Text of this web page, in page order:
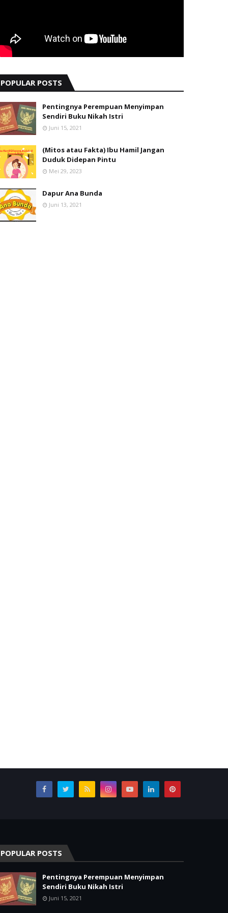
POPULAR POSTS
Pentingnya Perempuan Menyimpan
Sendiri Buku Nikah Istri
Juni 15, 2021
(Mitos atau Fakta) Ibu Hamil Jangan
Duduk Didepan Pintu
Mei 29, 2023
Dapur Ana Bunda
Juni 13, 2021
POPULAR POSTS
Pentingnya Perempuan Menyimpan
Sendiri Buku Nikah Istri
Juni 15, 2021